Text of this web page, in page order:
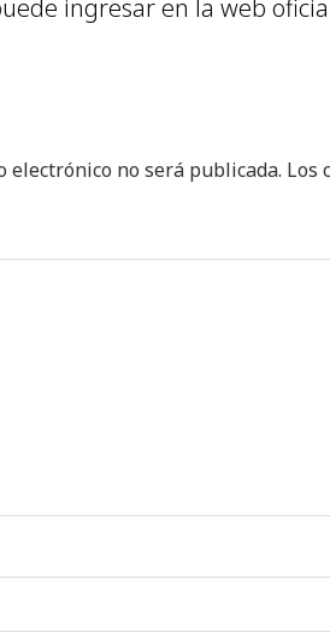
ingresar en la web
electrónico no será publicada. Los